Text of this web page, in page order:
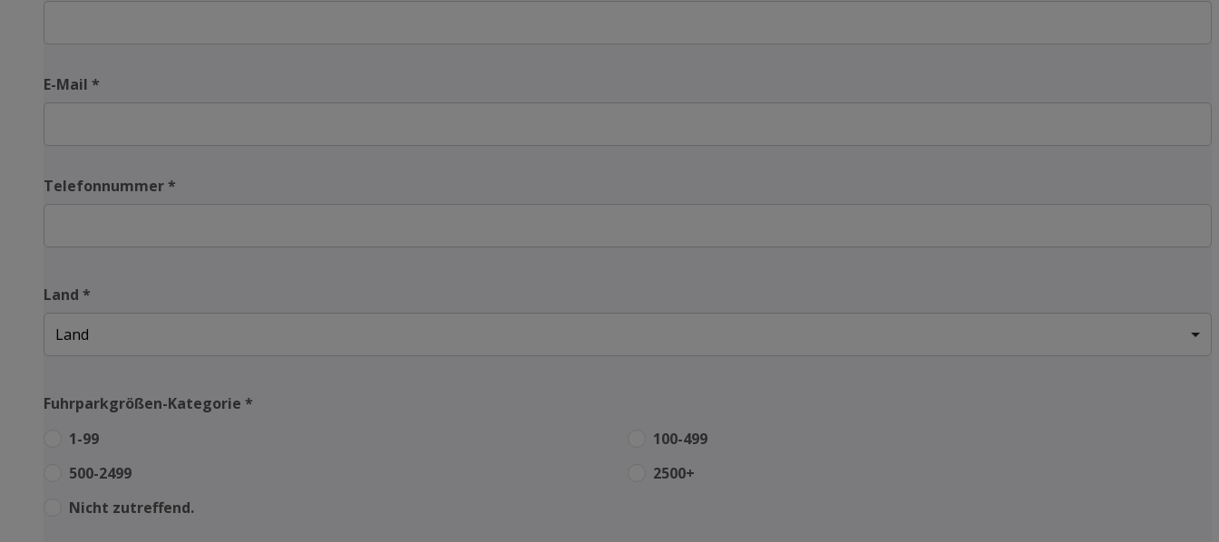
E-Mail *
Telefonnummer*
Land *
Fuhrparkgrößen-Kategorie *
1-99
100-499
500-2499
2500+
Nicht zutreffend.